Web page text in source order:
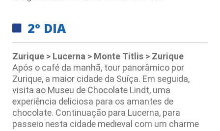
2° DIA
Zurique > Lucerna > Monte Titlis > Zurique
Após o café da manhã, tour panorâmico por
Zurique, a maior cidade da Suíça. Em seguida,
visita ao Museu de Chocolate Lindt, uma
experiência deliciosa para os amantes de
chocolate. Continuação para Lucerna, para
passeio nesta cidade medieval com um charme